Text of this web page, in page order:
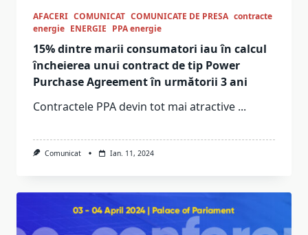
AFACERI COMUNICAT COMUNICATE DE PRESA contracte
energie ENERGIE PPA energie
15% dintre marii consumatori iau în calcul
încheierea unui contract de tip Power
Purchase Agreement în următorii 3 ani
Contractele PPA devin tot mai atractive ...
Comunicat Ian. 11, 2024